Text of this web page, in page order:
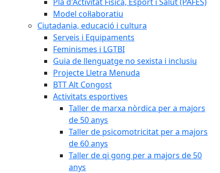
Model col·laboratiu
Ciutadania, educació i cultura
Serveis i Equipaments
Feminismes i LGTBI
Guia de llenguatge no sexista i inclusiu
Projecte Lletra Menuda
BTT Alt Congost
Activitats esportives
Taller de marxa nòrdica per a majors
de 50 anys
Taller de psicomotricitat per a majors
de 60 anys
Taller de qi gong per a majors de 50
anys